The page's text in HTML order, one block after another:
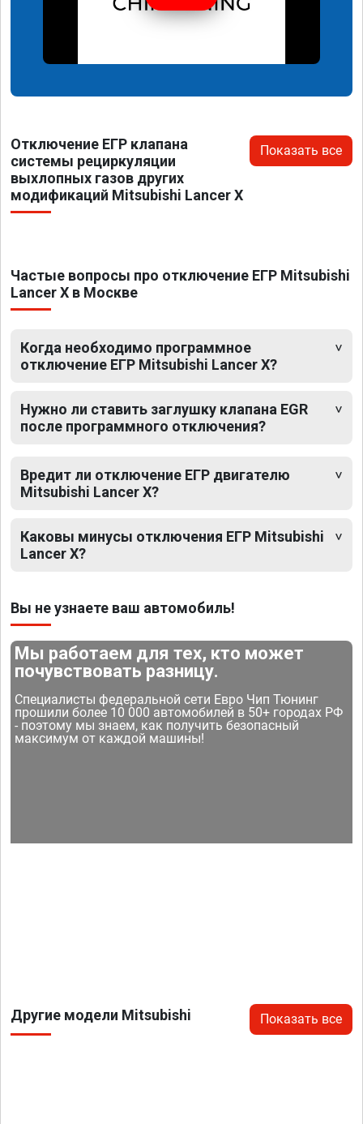
Отключение ЕГР клапана
системы рециркуляции
выхлопных газов других
модификаций Mitsubishi Lancer X
Показать все
Частые вопросы про отключение ЕГР Mitsubishi
Lancer X в Москве
Когда необходимо программное
отключение ЕГР Mitsubishi Lancer X?
Нужно ли ставить заглушку клапана EGR
после программного отключения?
Вредит ли отключение ЕГР двигателю
Mitsubishi Lancer X?
Каковы минусы отключения ЕГР Mitsubishi
Lancer X?
Вы не узнаете ваш автомобиль!
Мы работаем для тех, кто может
почувствовать разницу.
Специалисты федеральной сети Евро Чип Тюнинг
прошили более 10 000 автомобилей в 50+ городах РФ
- поэтому мы знаем, как получить безопасный
максимум от каждой машины!
Другие модели Mitsubishi Показать все